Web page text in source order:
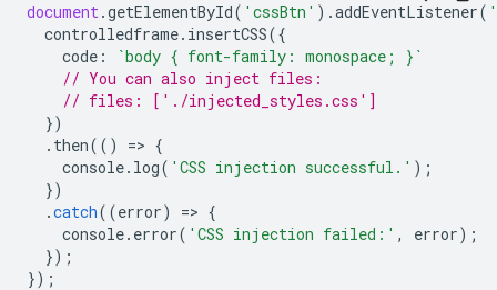
document.getElementById( 'cssBtn' ).addEventListener(
controlledframe. insertCSS({
code :
`body { font-family: monospace; }`
// You can also inject files:
// files: ['./injected_styles.css']
})
. then(() => {
console. log( 'CSS injection successful.' );
})
.catch((error) => {
console. error( 'CSS injection failed:' , error);
});
});